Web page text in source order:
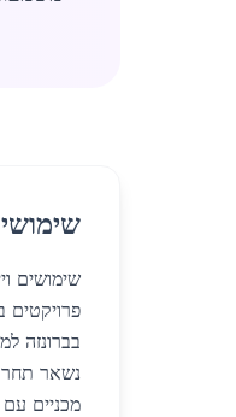
שימושים
פרויקטים
בברונזה
מכניים